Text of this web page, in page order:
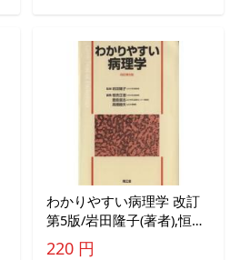
わかりやすい病理学 改訂
第5版/岩田隆子(著者),恒吉
正澄(著者)
220 円